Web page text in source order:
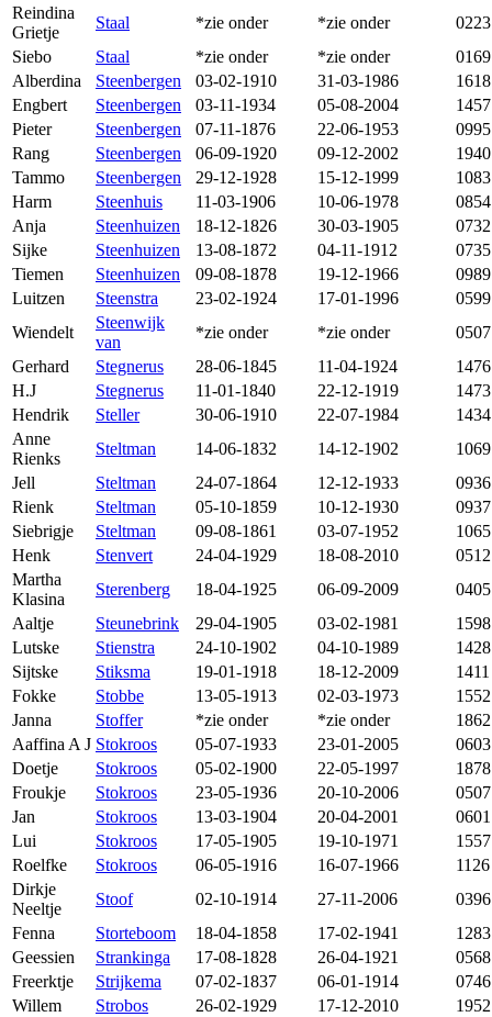
Reindina
Grietje
Staal *zie onder *zie onder
0223
Siebo
Staal *zie onder *zie onder
0169
Alberdina
Steenbergen 03-02-1910 31-03-1986
1618
Engbert
Steenbergen 03-11-1934 05-08-2004
1457
Pieter
Steenbergen 07-11-1876 22-06-1953
0995
Rang
Steenbergen 06-09-1920 09-12-2002
1940
Tammo
Steenbergen 29-12-1928 15-12-1999
1083
Harm
Steenhuis 11-03-1906 10-06-1978
0854
Anja
Steenhuizen 18-12-1826 30-03-1905
0732
Sijke
Steenhuizen 13-08-1872 04-11-1912
0735
Tiemen
Steenhuizen 09-08-1878 19-12-1966
0989
Luitzen
Steenstra 23-02-1924 17-01-1996
0599
Wiendelt
Steenwijk
van
*zie onder *zie onder
0507
Gerhard
Stegnerus 28-06-1845 11-04-1924
1476
H.J
Stegnerus 11-01-1840 22-12-1919
1473
Hendrik
Steller 30-06-1910 22-07-1984
1434
Anne
Rienks
Steltman 14-06-1832 14-12-1902
1069
Jell
Steltman 24-07-1864 12-12-1933
0936
Rienk
Steltman 05-10-1859 10-12-1930
0937
Siebrigje
Steltman 09-08-1861 03-07-1952
1065
Henk
Stenvert 24-04-1929 18-08-2010
0512
Martha
Klasina
Sterenberg 18-04-1925 06-09-2009
0405
Aaltje
Steunebrink 29-04-1905 03-02-1981
1598
Lutske
Stienstra 24-10-1902 04-10-1989
1428
Sijtske
Stiksma 19-01-1918 18-12-2009
1411
Fokke
Stobbe 13-05-1913 02-03-1973
1552
Janna
Stoffer *zie onder *zie onder
1862
Aaffina A J Stokroos 05-07-1933 23-01-2005
0603
Doetje
Stokroos 05-02-1900 22-05-1997
1878
Froukje
Stokroos 23-05-1936 20-10-2006
0507
Jan
Stokroos 13-03-1904 20-04-2001
0601
Lui
Stokroos 17-05-1905 19-10-1971
1557
Roelfke
Stokroos 06-05-1916 16-07-1966
1126
Dirkje
Neeltje
Stoof 02-10-1914 27-11-2006
0396
Fenna
Storteboom 18-04-1858 17-02-1941
1283
Geessien
Strankinga 17-08-1828 26-04-1921
0568
Freerktje
Strijkema 07-02-1837 06-01-1914
0746
Willem
Strobos 26-02-1929 17-12-2010
1952